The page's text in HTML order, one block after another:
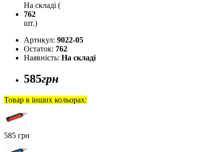
На складі (
762
шт.)
Артикул: 9022-05
Остаток: 762
Наявність: На складі
585грн
Товар в інших кольорах:
585 грн